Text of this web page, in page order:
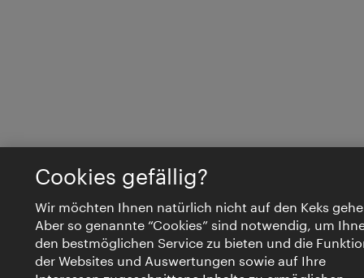
Cookies gefällig?
Wir möchten Ihnen natürlich nicht auf den Keks
Aber so genannte “Cookies” sind notwendig, um
den bestmöglichen Service zu bieten und die
der Websites und Auswertungen sowie auf Ihre